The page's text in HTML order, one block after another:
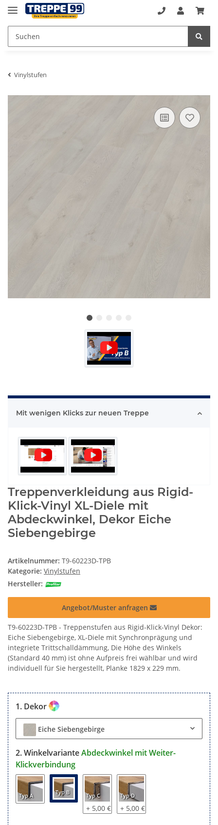
Vinylstufen
Mit wenigen Klicks zur neuen Treppe
Treppenverkleidung aus Rigid-
Klick-Vinyl XL-Diele mit
Abdeckwinkel, Dekor Eiche
Siebengebirge
Artikelnummer: T9-60223D-TPB
Kategorie: Vinylstufen
Hersteller:
Angebot/Muster anfragen
T9-60223D-TPB - Treppenstufen aus Rigid-Klick-Vinyl Dekor:
Eiche Siebengebirge, XL-Diele mit Synchronprägung und
integriete Trittschalldämmung, Die Höhe des Winkels
(Standard 40 mm) ist ohne Aufpreis frei wählbar und wird
individuell für Sie hergestellt, Planke 1829 x 229 mm.
Dekor
Eiche Siebengebirge
WinkelvarianteAbdeckwinkel mit Weiter-
Klickverbindung
Typ A Typ B Typ C
+ 5,00 €
Typ D
+ 5,00 €